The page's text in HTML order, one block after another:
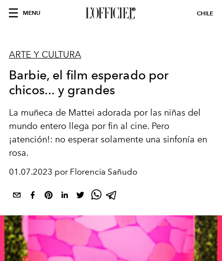
MENU CHILE
ARTE Y CULTURA
Barbie, el film esperado por
chicos... y grandes
La muñeca de Mattei adorada por las niñas del
mundo entero llega por fin al cine. Pero
¡atención!: no esperar solamente una sinfonía en
rosa.
01.07.2023 por Florencia Sañudo